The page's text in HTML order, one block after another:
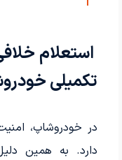
استعلام
تکمیلی
در خودروشاپ،
دارد. به همین